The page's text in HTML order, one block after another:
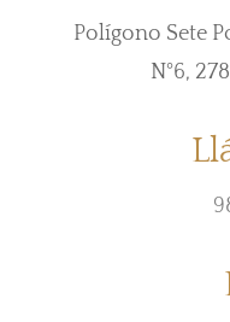
Polígono Sete
N°6,